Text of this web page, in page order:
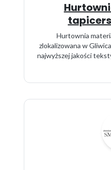
Hurtownia
zlokalizowana w
najwyższej jakości